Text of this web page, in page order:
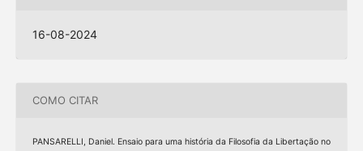
16-08-2024
COMO CITAR
PANSARELLI, Daniel. Ensaio para uma história da Filosofia da Libertação no